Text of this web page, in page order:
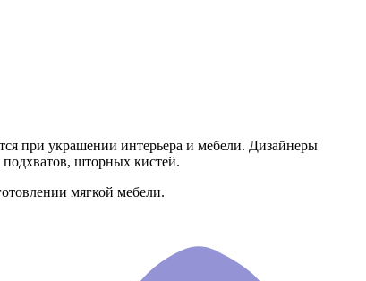
при украшении интерьера и мебели. Дизайнеры
шторных кистей.
мягкой мебели.